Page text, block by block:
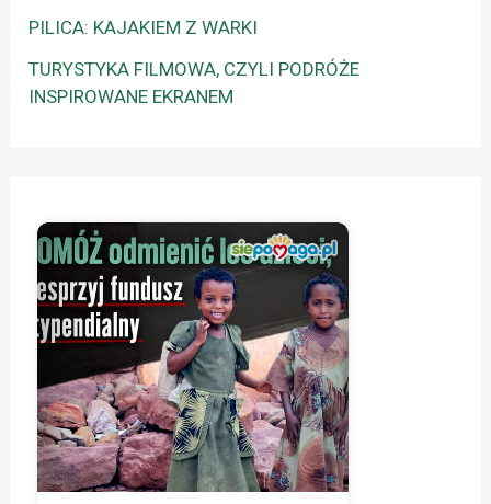
PILICA: KAJAKIEM Z WARKI
TURYSTYKA FILMOWA, CZYLI PODRÓŻE
INSPIROWANE EKRANEM